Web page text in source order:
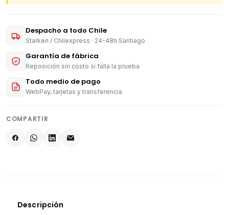
Despacho a todo Chile
Starken / Chilexpress · 24-48h Santiago
Garantía de fábrica
Reposición sin costo si falla la prueba
Todo medio de pago
WebPay, tarjetas y transferencia
COMPARTIR
Descripción